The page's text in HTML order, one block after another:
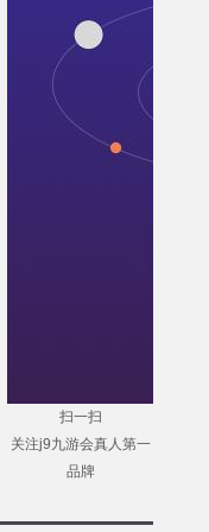
扫一扫
关注j9九游会真人第一
品牌